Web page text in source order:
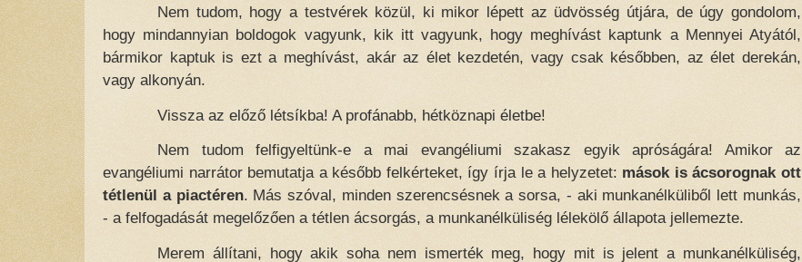
Nem tudom, hogy a testvérek közül, ki mikor lépett az üdvösség útjára, de úgy gondolom,
hogy mindannyian boldogok vagyunk, kik itt vagyunk, hogy meghívást kaptunk a Mennyei Atyától,
bármikor kaptuk is ezt a meghívást, akár az élet kezdetén, vagy csak későbben, az élet derekán,
vagy alkonyán.
Vissza az előző létsíkba! A profánabb, hétköznapi életbe!
Nem tudom felfigyeltünk-e a mai evangéliumi szakasz egyik apróságára! Amikor az
evangéliumi narrátor bemutatja a később felkérteket, így írja le a helyzetet: mások is ácsorognak ott
tétlenül a piactéren. Más szóval, minden szerencsésnek a sorsa, - aki munkanélküliből lett munkás,
- a felfogadását megelőzően a tétlen ácsorgás, a munkanélküliség lélekölő állapota jellemezte.
Merem állítani, hogy akik soha nem ismerték meg, hogy mit is jelent a munkanélküliség,